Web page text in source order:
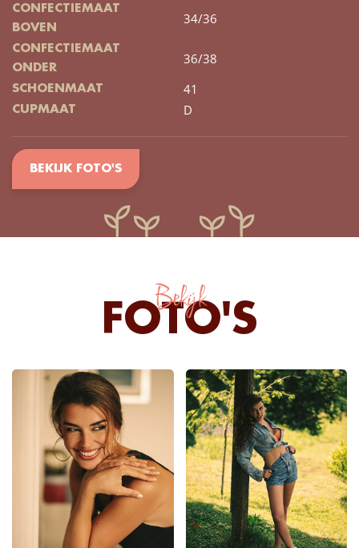
CONFECTIEMAAT
BOVEN
34/36
CONFECTIEMAAT
ONDER
36/38
SCHOENMAAT 41
CUPMAAT D
BEKIJK FOTO'S
Bekijk
FOTO'S